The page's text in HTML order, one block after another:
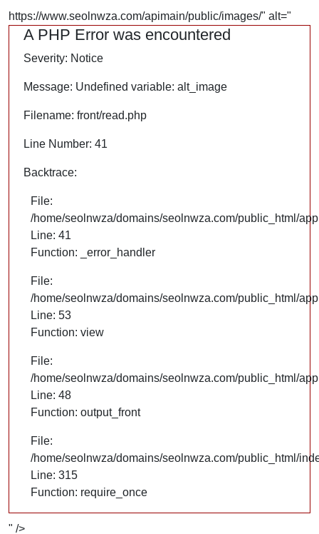
https://www.seolnwza.com/apimain/public/images/" alt="
A PHP Error was encountered
Severity: Notice
Message: Undefined variable: alt_image
Filename: front/read.php
Line Number: 41
Backtrace:
File:
/home/seolnwza/domains/seolnwza.com/public_html/
Line: 41
Function: _error_handler
File:
/home/seolnwza/domains/seolnwza.com/public_html/
Line: 53
Function: view
File:
/home/seolnwza/domains/seolnwza.com/public_html/
Line: 48
Function: output_front
File:
/home/seolnwza/domains/seolnwza.com/public_html/
Line: 315
Function: require_once
" />